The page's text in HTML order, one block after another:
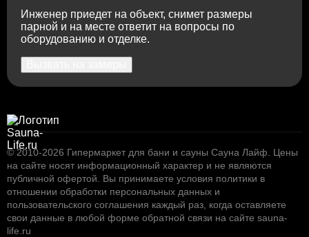
Инженер приедет на объект, снимет размеры
парной и на месте ответит на вопросы по
оборудованию и отделке.
© 2010-2026 Гипермаркет для бани и сауны Сауна Лайф
Цены
на сайте носят информационный характер и не являются
публичной офертой. Вы принимаете условия политики в
отношении обработки персональных данных и
пользовательского соглашения каждый раз, когда оставляете
свои данные в любой форме обратной связи на сайте sauna-
life.ru